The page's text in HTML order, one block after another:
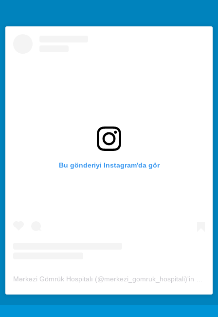
Bu gönderiyi Instagram'da gör
Mərkəzi Gömrük Hospitalı (@merkezi_gomruk_hospitali)'in paylaştığı bir gönderi